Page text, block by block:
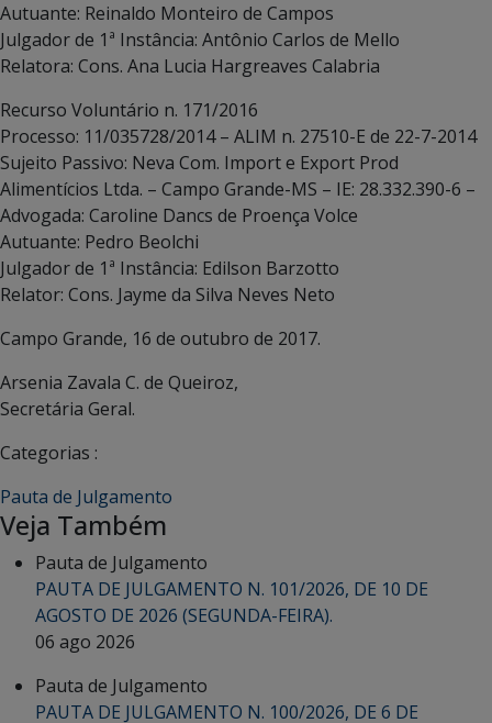
Autuante: Reinaldo Monteiro de Campos
Julgador de 1ª Instância: Antônio Carlos de Mello
Relatora: Cons. Ana Lucia Hargreaves Calabria
Recurso Voluntário n. 171/2016
Processo: 11/035728/2014 – ALIM n. 27510-E de 22-7-2014
Sujeito Passivo: Neva Com. Import e Export Prod
Alimentícios Ltda. – Campo Grande-MS – IE: 28.332.390-6 –
Advogada: Caroline Dancs de Proença Volce
Autuante: Pedro Beolchi
Julgador de 1ª Instância: Edilson Barzotto
Relator: Cons. Jayme da Silva Neves Neto
Campo Grande, 16 de outubro de 2017.
Arsenia Zavala C. de Queiroz,
Secretária Geral.
Categorias :
Pauta de Julgamento
Veja Também
Pauta de Julgamento
PAUTA DE JULGAMENTO N. 101/2026, DE 10 DE
AGOSTO DE 2026 (SEGUNDA-FEIRA).
06 ago 2026
Pauta de Julgamento
PAUTA DE JULGAMENTO N. 100/2026, DE 6 DE